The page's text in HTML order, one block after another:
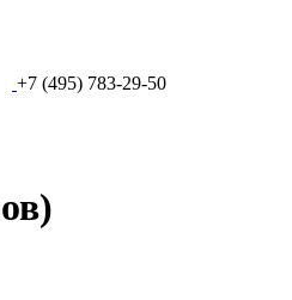
+7 (495) 783-29-50